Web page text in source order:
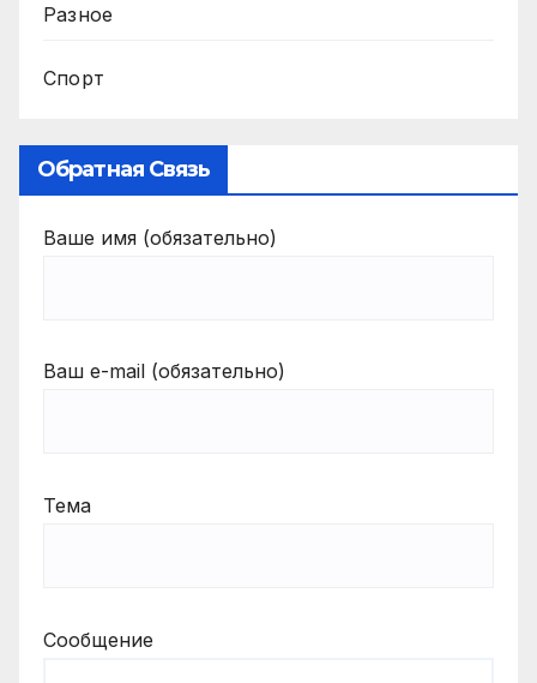
Разное
Спорт
Обратная Связь
Ваше имя (обязательно)
Ваш e-mail (обязательно)
Тема
Сообщение